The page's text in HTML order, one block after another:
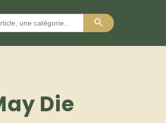
Search Button
Die